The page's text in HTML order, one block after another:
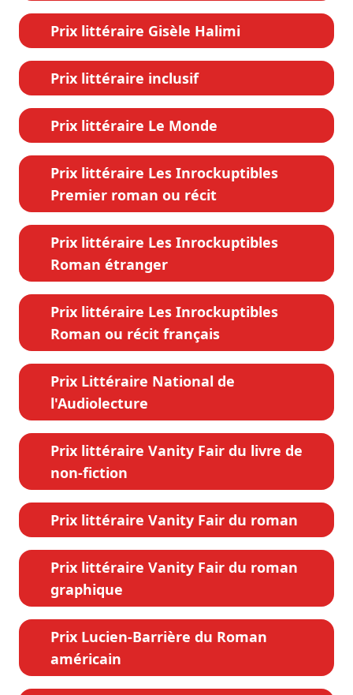
Prix littéraire Gisèle Halimi
Prix littéraire inclusif
Prix littéraire Le Monde
Prix littéraire Les Inrockuptibles
Premier roman ou récit
Prix littéraire Les Inrockuptibles
Roman étranger
Prix littéraire Les Inrockuptibles
Roman ou récit français
Prix Littéraire National de
l'Audiolecture
Prix littéraire Vanity Fair du livre de
non-fiction
Prix littéraire Vanity Fair du roman
Prix littéraire Vanity Fair du roman
graphique
Prix Lucien-Barrière du Roman
américain